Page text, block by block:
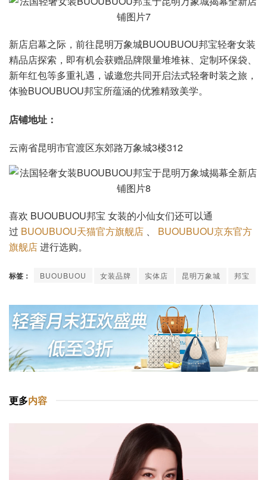
新店启幕之际，前往昆明万象城BUOUBUOU邦宝轻奢女装
精品店探索，即有机会获赠品牌限量堆堆袜、定制环保袋、
新年红包等多重礼遇，诚邀您共同开启法式轻奢时装之旅，
体验BUOUBUOU邦宝所蕴涵的优雅精致美学。
店铺地址：
云南省昆明市官渡区东郊路万象城3楼312
喜欢 BUOUBUOU邦宝 女装的小仙女们还可以通
过 BUOUBUOU天猫官方旗舰店 、 BUOUBUOU京东官方
旗舰店进行选购。
标签： BUOUBUOU 女装品牌 实体店 昆明万象城 邦宝
更多内容